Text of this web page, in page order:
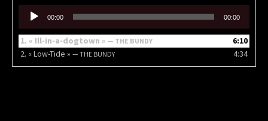
Lecteur
audio
00:00 00:00
1. « Ill-in-a-dogtown » — THE BUNDY
6:10
2. « Low-Tide » — THE BUNDY 4:34